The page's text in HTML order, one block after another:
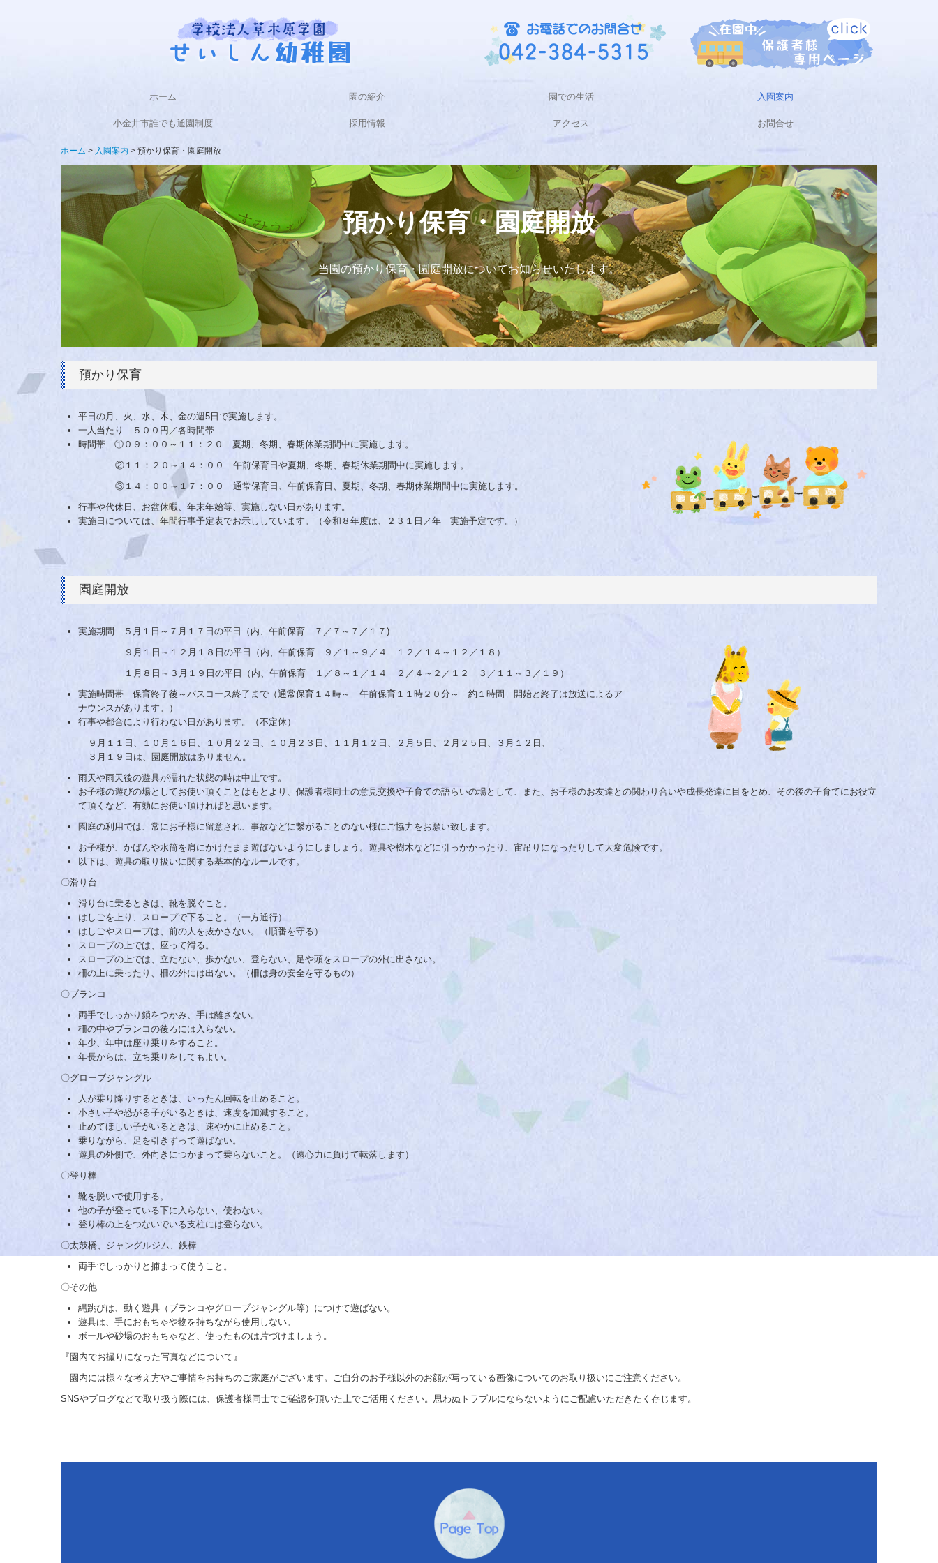
ホーム 園の紹介
園の施設紹介
園での生活
園での１日
園での１年
入園案内
預かり保育・園庭開放
入園についてのQ＆A
小金井市誰でも通園制度 採用情報 アクセス お問合せ
ホーム 入園案内 預かり保育・園庭開放
預かり保育・園庭開放
当園の預かり保育・園庭開放についてお知らせいたします。
預かり保育
平日の月、火、水、木、金の週5日で実施します。
一人当たり ５００円／各時間帯
時間帯 ①０９：００～１１：２０ 夏期、冬期、春期休業期間中に実施します。
②１１：２０～１４：００ 午前保育日や夏期、冬期、春期休業期間中に実施します。
③１４：００～１７：００ 通常保育日、午前保育日、夏期、冬期、春期休業期間中に実施します。
行事や代休日、お盆休暇、年末年始等、実施しない日があります。
実施日については、年間行事予定表でお示ししています。（令和８年度は、２３１日／年 実施予定です。）
園庭開放
実施期間 ５月１日～７月１７日の平日（内、午前保育 ７／７～７／１７)
９月１日～１２月１８日の平日（内、午前保育 ９／１～９／４ １２／１４～１２／１８）
１月８日～３月１９日の平日（内、午前保育 １／８～１／１４ ２／４～２／１２ ３／１１～３／１９）
実施時間帯 保育終了後～バスコース終了まで（通常保育１４時～ 午前保育１１時２０分～ 約１時間 開始と終了は放送によるア
ナウンスがあります。）
行事や都合により行わない日があります。（不定休）
９月１１日、１０月１６日、１０月２２日、１０月２３日、１１月１２日、２月５日、２月２５日、３月１２日、
３月１９日は、園庭開放はありません。
雨天や雨天後の遊具が濡れた状態の時は中止です。
お子様の遊びの場としてお使い頂くことはもとより、保護者様同士の意見交換や子育ての語らいの場として、また、お子様のお友達との関わり合いや成長発達に目をとめ、その後の子育てにお役立
て頂くなど、有効にお使い頂ければと思います。
園庭の利用では、常にお子様に留意され、事故などに繋がることのない様にご協力をお願い致します。
お子様が、かばんや水筒を肩にかけたまま遊ばないようにしましょう。遊具や樹木などに引っかかったり、宙吊りになったりして大変危険です。
以下は、遊具の取り扱いに関する基本的なルールです。
〇滑り台
滑り台に乗るときは、靴を脱ぐこと。
はしごを上り、スロープで下ること。（一方通行）
はしごやスロープは、前の人を抜かさない。（順番を守る）
スロープの上では、座って滑る。
スロープの上では、立たない、歩かない、登らない、足や頭をスロープの外に出さない。
柵の上に乗ったり、柵の外には出ない。（柵は身の安全を守るもの）
〇ブランコ
両手でしっかり鎖をつかみ、手は離さない。
柵の中やブランコの後ろには入らない。
年少、年中は座り乗りをすること。
年長からは、立ち乗りをしてもよい。
〇グローブジャングル
人が乗り降りするときは、いったん回転を止めること。
小さい子や恐がる子がいるときは、速度を加減すること。
止めてほしい子がいるときは、速やかに止めること。
乗りながら、足を引きずって遊ばない。
遊具の外側で、外向きにつかまって乗らないこと。（遠心力に負けて転落します）
〇登り棒
靴を脱いで使用する。
他の子が登っている下に入らない、使わない。
登り棒の上をつないでいる支柱には登らない。
〇太鼓橋、ジャングルジム、鉄棒
両手でしっかりと捕まって使うこと。
〇その他
縄跳びは、動く遊具（ブランコやグローブジャングル等）につけて遊ばない。
遊具は、手におもちゃや物を持ちながら使用しない。
ボールや砂場のおもちゃなど、使ったものは片づけましょう。
『園内でお撮りになった写真などについて』
園内には様々な考え方やご事情をお持ちのご家庭がございます。ご自分のお子様以外のお顔が写っている画像についてのお取り扱いにご注意ください。
SNSやブログなどで取り扱う際には、保護者様同士でご確認を頂いた上でご活用ください。思わぬトラブルにならないようにご配慮いただきたく存じます。